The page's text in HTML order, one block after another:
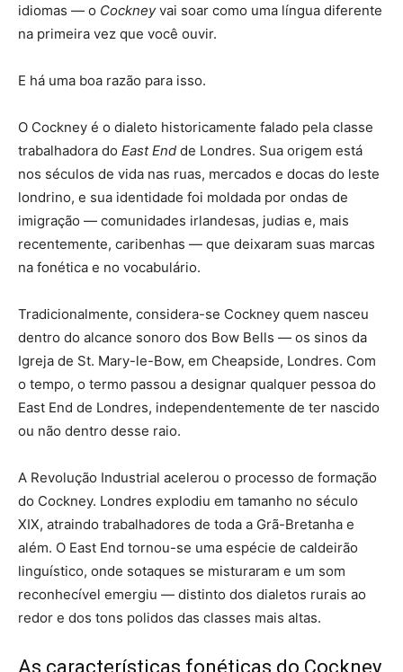
idiomas — o Cockneyvai soar como uma língua diferente
na primeira vez que você ouvir.
E há uma boa razão para isso.
O Cockney é o dialeto historicamente falado pela classe
trabalhadora do East End de Londres. Sua origem está
nos séculos de vida nas ruas, mercados e docas do leste
londrino, e sua identidade foi moldada por ondas de
imigração — comunidades irlandesas, judias e, mais
recentemente, caribenhas — que deixaram suas marcas
na fonética e no vocabulário.
Tradicionalmente, considera-se Cockney quem nasceu
dentro do alcance sonoro dos Bow Bells — os sinos da
Igreja de St. Mary-le-Bow, em Cheapside, Londres. Com
o tempo, o termo passou a designar qualquer pessoa do
East End de Londres, independentemente de ter nascido
ou não dentro desse raio.
A Revolução Industrial acelerou o processo de formação
do Cockney. Londres explodiu em tamanho no século
XIX, atraindo trabalhadores de toda a Grã-Bretanha e
além. O East End tornou-se uma espécie de caldeirão
linguístico, onde sotaques se misturaram e um som
reconhecível emergiu — distinto dos dialetos rurais ao
redor e dos tons polidos das classes mais altas.
As características fonéticas do Cockney